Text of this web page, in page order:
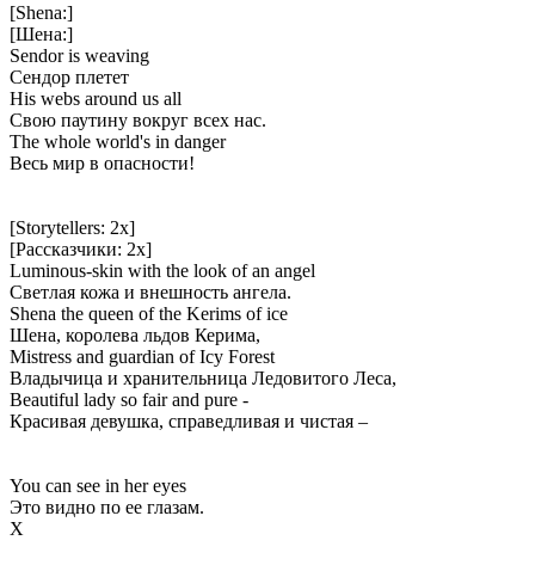
[Shena:]
[Шена:]
Sendor is weaving
Сендор плетет
His webs around us all
Свою паутину вокруг всех нас.
The whole world's in danger
Весь мир в опасности!
[Storytellers: 2x]
[Рассказчики: 2x]
Luminous-skin with the look of an angel
Светлая кожа и внешность ангела.
Shena the queen of the Kerims of ice
Шена, королева льдов Керима,
Mistress and guardian of Icy Forest
Владычица и хранительница Ледовитого Леса,
Beautiful lady so fair and pure -
Красивая девушка, справедливая и чистая –
You can see in her eyes
Это видно по ее глазам.
Х